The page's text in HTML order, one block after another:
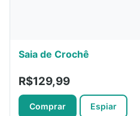
Saia de Crochê
R$129,99
Comprar Espiar